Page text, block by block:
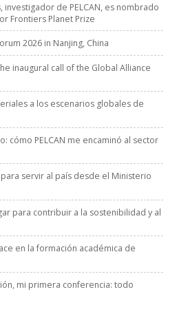
investigador de PELCAN, es nombrado
Frontiers Planet Prize
2026 in Nanjing, China
inaugural call of the Global Alliance
a los escenarios globales de
cómo PELCAN me encaminó al sector
para servir al país desde el Ministerio
para contribuir a la sostenibilidad y al
en la formación académica de
mi primera conferencia: todo